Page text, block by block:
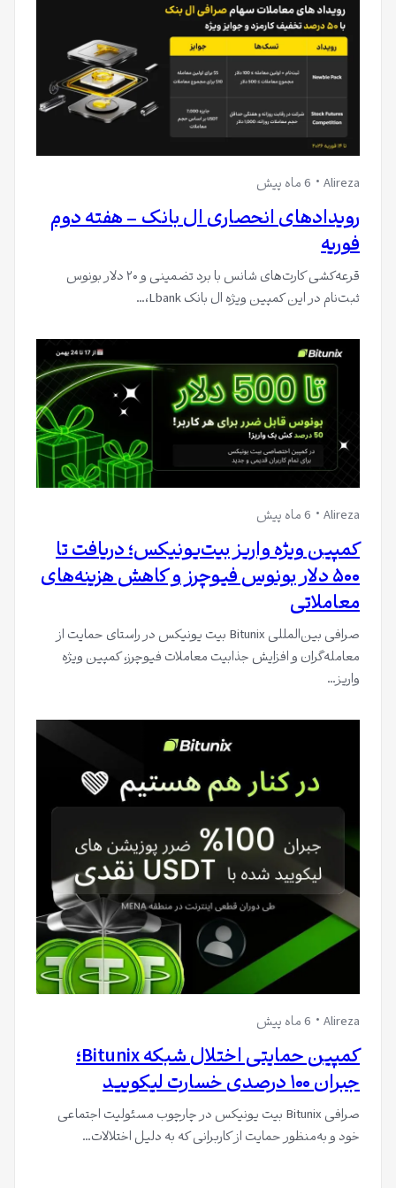
Alireza 6 ماه پیش
رویدادهای انحصاری ال بانک – هفته دوم
فوریه
قرعه‌کشی کارت‌های شانس با برد تضمینی و ۲۰ دلار بونوس
ثبت‌نام در این کمپین ویژه ال بانک Lbank،…
Alireza 6 ماه پیش
کمپین ویژه واریز بیت‌یونیکس؛ دریافت تا
۵۰۰ دلار بونوس فیوچرز و کاهش هزینه‌های
معاملاتی
صرافی بین‌المللی Bitunix بیت یونیکس در راستای حمایت از
معامله‌گران و افزایش جذابیت معاملات فیوچرز، کمپین ویژه
واریز…
Alireza 6 ماه پیش
کمپین حمایتی اختلال شبکه Bitunix؛
جبران ۱۰۰ درصدی خسارت لیکویید
صرافی Bitunix بیت یونیکس در چارچوب مسئولیت اجتماعی
خود و به‌منظور حمایت از کاربرانی که به دلیل اختلالات…